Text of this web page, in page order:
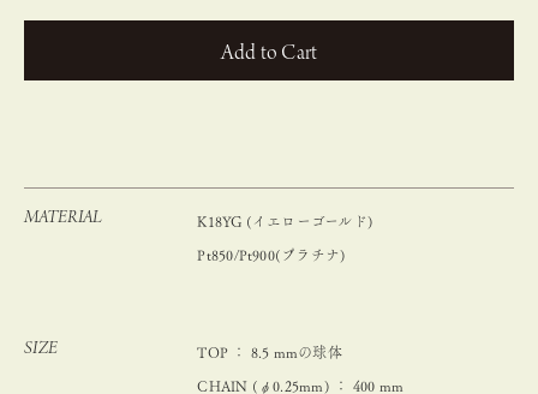
カートに入れる
MATERIAL K18YG (イエローゴールド)
Pt850/Pt900(プラチナ)
SIZE TOP ： 8.5 mmの球体
CHAIN (φ0.25mm) ： 400 mm